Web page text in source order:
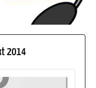
2014